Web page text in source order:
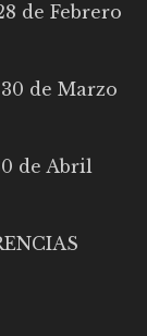
de Febrero
de Marzo
de Abril